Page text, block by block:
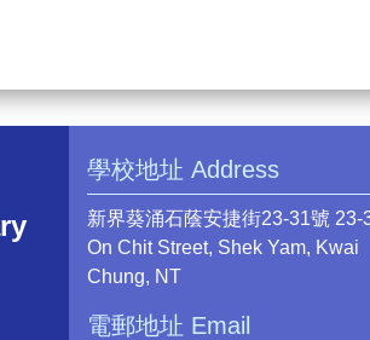
學校地址 Address
新界葵涌石蔭安捷街23-31號 23-
On Chit Street, Shek Yam, Kwai
Chung, NT
電郵地址 Email